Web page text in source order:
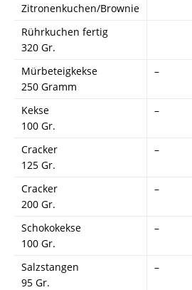
Zitronenkuchen/Brownie
Rührkuchen fertig
320 Gr.
Mürbeteigkekse
250 Gramm
–
Kekse
100 Gr.
–
Cracker
125 Gr.
–
Cracker
200 Gr.
–
Schokokekse
100 Gr.
–
Salzstangen
95 Gr.
–